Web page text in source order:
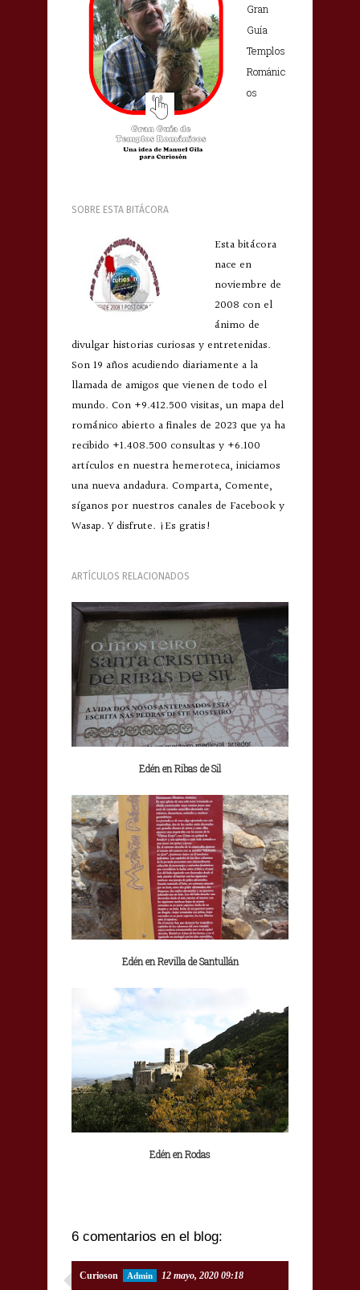
Gran
Guía
Templos
Románic
os
SOBRE ESTA BITÁCORA
Esta bitácora
nace en
noviembre de
2008 con el
ánimo de
divulgar historias curiosas y entretenidas.
Son 19 años acudiendo diariamente a la
llamada de amigos que vienen de todo el
mundo. Con +9.412.500 visitas, un mapa del
románico abierto a finales de 2023 que ya ha
recibido +1.408.500 consultas y +6.100
artículos en nuestra hemeroteca, iniciamos
una nueva andadura. Comparta, Comente,
síganos por nuestros canales de Facebook y
Wasap. Y disfrute. ¡Es gratis!
ARTÍCULOS RELACIONADOS
Edén en Ribas de Sil
Edén en Revilla de Santullán
Edén en Rodas
6 comentarios en el blog:
Curioson 12 mayo, 2020 09:18